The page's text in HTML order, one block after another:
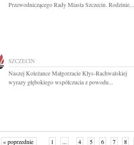
Przewodniczącego Rady Miasta Szczecin. Rodzinie...
SZCZECIN
Naszej Koleżance Małgorzacie Kłys-Rachwalskiej
wyrazy głębokiego współczucia z powodu...
« poprzednie 1 ... 4 5 6 7 8